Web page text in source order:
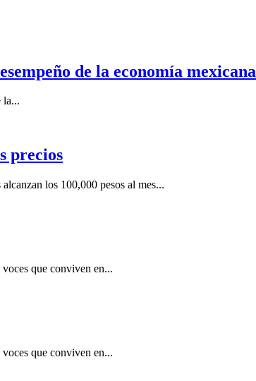
de la economía mexicana
la...
precios
los 100,000 pesos al mes...
que conviven en...
que conviven en...